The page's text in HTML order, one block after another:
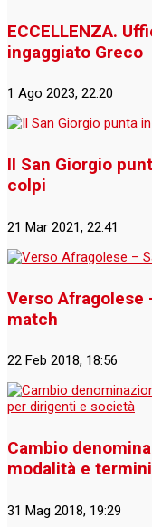
ECCELLENZA.
ingaggiato Greco
1 Ago 2023, 22:20
Il San Giorgio
colpi
21 Mar 2021, 22:41
Verso Afragolese
match
22 Feb 2018, 18:56
Cambio
modalità e
31 Mag 2018, 19:29